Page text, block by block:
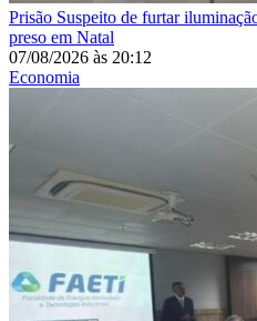
Prisão Suspeito de furtar
preso em Natal
07/08/2026 às 20:12
Economia